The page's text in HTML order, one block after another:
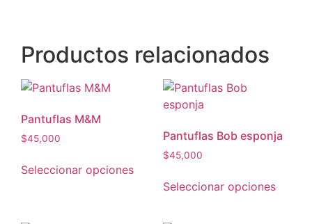
Productos relacionados
Pantuflas M&M
$45,000
Seleccionar opciones
Pantuflas Bob esponja
$45,000
Seleccionar opciones